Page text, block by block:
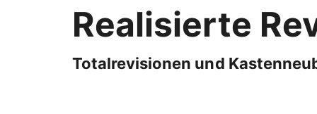
Realisierte
Totalrevisionen und